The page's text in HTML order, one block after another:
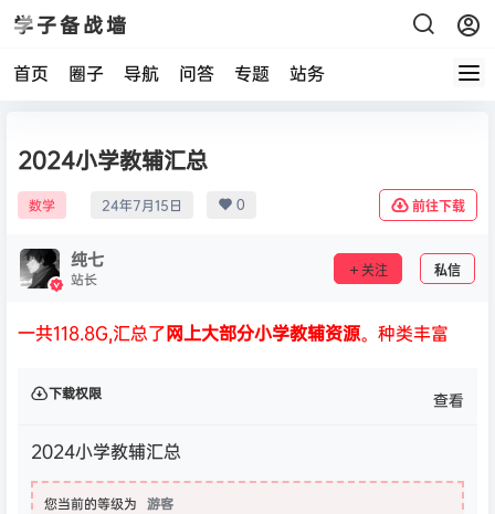
学子备战墙
首页 圈子 导航 问答 专题 站务
2024小学教辅汇总
数学 24年7月15日 0 前往下载
纯七
站长 关注 私信
一共118.8G,汇总了网上大部分小学教辅资源。种类丰富
下载权限 查看
2024小学教辅汇总
您当前的等级为 游客